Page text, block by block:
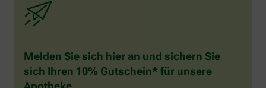
Melden Sie sich hier an und sichern Sie
sich Ihren 10% Gutschein* für unsere